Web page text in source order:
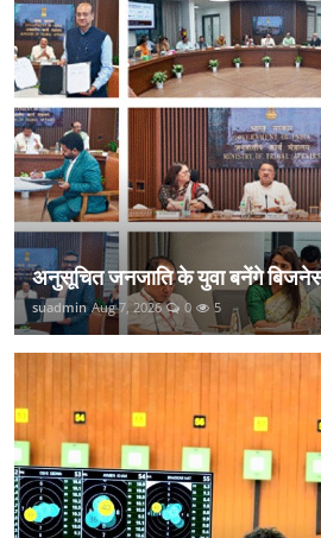
अनुसूचित जनजाति के युवा बनेंगे
suadmin Aug 7, 2026 0 5